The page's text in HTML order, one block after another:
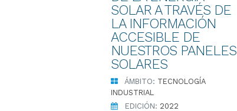
SOLAR A TRAVÉS DE
LA INFORMACIÓN
ACCESIBLE DE
NUESTROS PANELES
SOLARES
ÁMBITO: TECNOLOGÍA
INDUSTRIAL
EDICIÓN: 2022